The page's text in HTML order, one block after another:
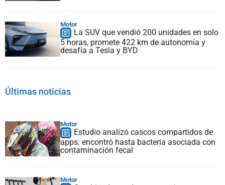
Motor
La SUV que vendió 200 unidades en solo
5 horas, promete 422 km de autonomía y
desafía a Tesla y BYD
Últimas noticias
Motor
Estudio analizó cascos compartidos de
apps: encontró hasta bacteria asociada con
contaminación fecal
Motor